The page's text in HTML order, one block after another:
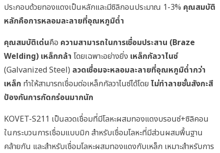
ประกอบด้วยทองแดงเป็นหลักและมีซิลิกอนประมาณ 1-3% คุณสมบัติ
หลักคือการหลอมละลายที่อุณหภูมิต่ำ
คุณสมบัติเด่นคือ ความสามารถในการเชื่อมประสาน (Braze
Welding) เหล็กกล้า โดยเฉพาะอย่างยิ่ง เหล็กกัลวาไนซ์
(Galvanized Steel) ลวดเชื่อมจะหลอมละลายที่อุณหภูมิต่ำกว่า
เหล็ก ทำให้สามารถเชื่อมต่อเหล็กกัลวาไนซ์ได้โดย ไม่ทำลายชั้นสังกะสี
ป้องกันการกัดกร่อนมากนัก
KOVET-S211 เป็นลวดเชื่อมที่มีโลหะผสมทองแดงบรอนซ์+ซิลิคอน
ในกระบวนการเชื่อมแบบมิก สำหรับเชื่อมโลหะที่มีส่วนผสมพื้นฐาน
คล้ายกัน และสำหรับเชื่อมโลหะผสมทองแดงกับเหล็ก เหมาะสำหรับการ